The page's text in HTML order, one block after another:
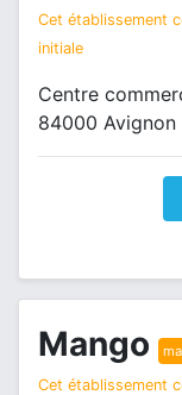
Cet établissement
initiale
Centre
84000 Avignon
Mango
Cet établissement